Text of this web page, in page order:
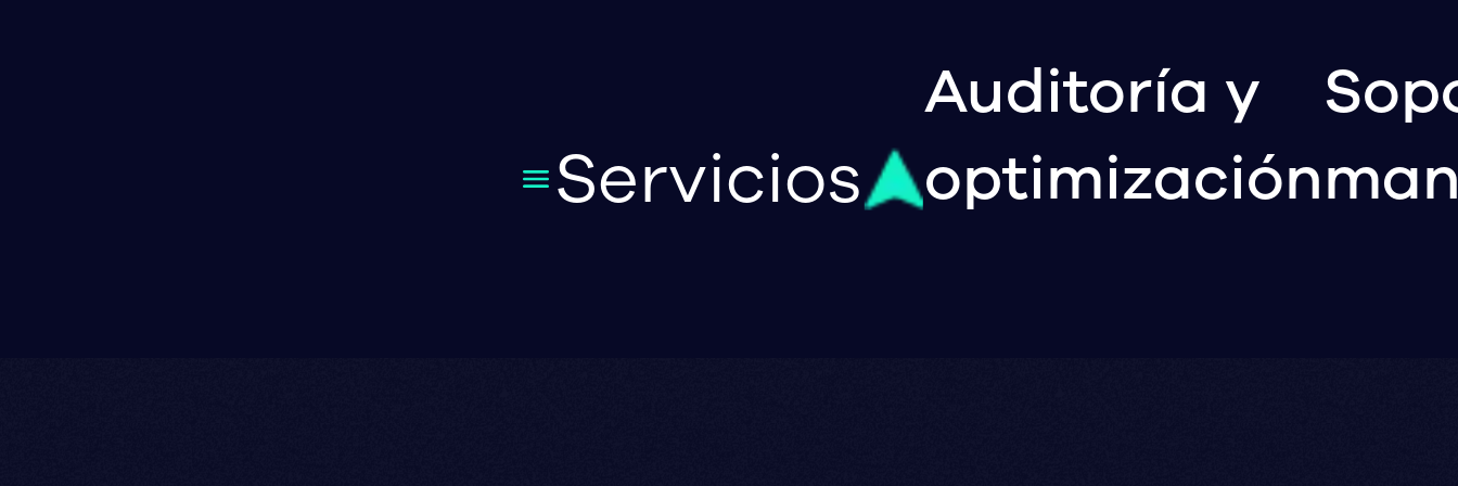
Servicios
Auditoría y
optimización